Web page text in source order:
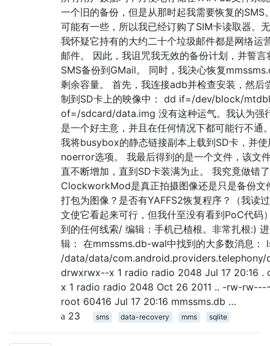
一个旧的备份，但是从那时起我需要恢复的SMS
可能有一些，所以我已经订购了SIM卡读取器。
我怀疑它持有的大约二十个垃圾邮件都是网络运
邮件。 因此，我诅咒我无效的备份计划，并誓言
SMS备份到GMail。 同时，我决心恢复
剩余容量。 首先，我连接adb并检查安装，然后
制到SD卡上的映像中： dd if=/dev/block/
of=/sdcard/data.img 没有这种运气。我认为强
是一个好主意，并且在任何情况下都可能行不通
我将busybox的静态链接副本上载到SD卡，并
noerror选项。 我最后得到的是一个文件，该文
直不断增加，直到SD卡装满为止。 我究竟做错
ClockworkMod是真正拍摄图像还是只是备份文
打包为图像？是否有YAFFS2恢复程序？（我读
文使它看起来可行，但我什至没有看到PoC代码
到的任何线索/ 编辑：手机已植根。非常扎根:)
辑： 在mmssms.db-wal中找到的大多数消息：
/data/data/com.android.providers.telephony/
drwxrwx--x 1 radio radio 2048 Jul 17 20:16 .
x 1 radio radio 2048 Oct 26 2011 .. -rw-
root 60416 Jul 17 20:16 mmssms.db …
23
sms data-recovery mms sqlite